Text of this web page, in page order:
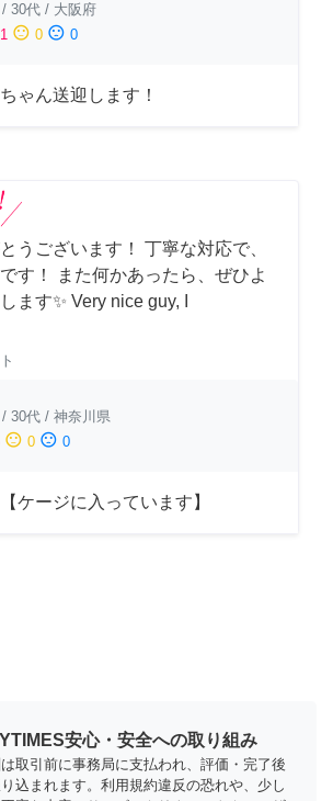
/ 30代 / 大阪府
sentiment_neutral 0 sentiment_dissatisfied 0
ゃん送迎します！
うございます！ 丁寧な対応で、
す！ また何かあったら、ぜひよ
ます✨ Very nice guy, I
/ 30代 / 神奈川県
sentiment_neutral 0 sentiment_dissatisfied 0
ケージに入っています】
安心・安全への取り組み
取引前に事務局に支払われ、評価・完了後
込まれます。利用規約違反の恐れや、少し